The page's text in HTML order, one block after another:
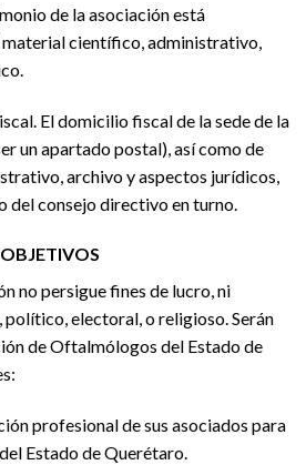
de la asociación está
científico, administrativo,
El domicilio fiscal de la sede de la
un apartado postal), así como de
archivo y aspectos jurídicos,
del consejo directivo en turno.
no persigue fines de lucro, ni
electoral, o religioso. Serán
de Oftalmólogos del Estado de
profesional de sus asociados para
Estado de Querétaro.